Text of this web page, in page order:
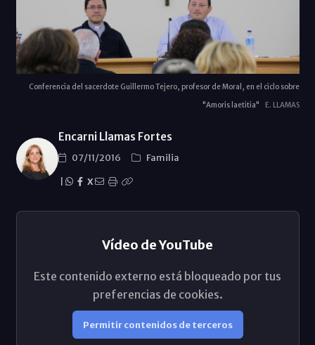
Conferencia del sacerdote Guillermo Tejero, profesor de Moral, en el ciclo sobre
"Amoris laetitia"
E. LLAMAS
Encarni Llamas Fortes
07/11/2016
Familia
X
Vídeo de YouTube
Este contenido externo está bloqueado por tus
preferencias de cookies.
Permitir contenidos de terceros